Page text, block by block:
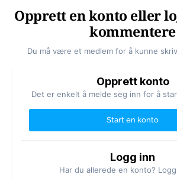
Opprett en konto eller
kommentere
Du må være et medlem for å kunne
Opprett konto
Det er enkelt å melde seg inn for å
Start en konto
Logg inn
Har du allerede en konto?